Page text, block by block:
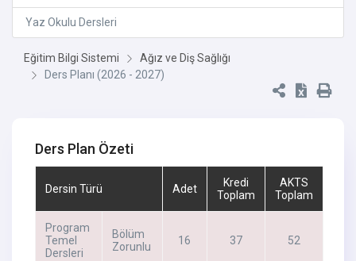
Yaz Okulu Dersleri
Eğitim Bilgi Sistemi
Ağız ve Diş Sağlığı
Ders Planı (2026 - 2027)
Ders Plan Özeti
Dersin Türü Adet
Kredi
Toplam
AKTS
Toplam
Program
Temel
Dersleri
Bölüm
Zorunlu
16 37 52